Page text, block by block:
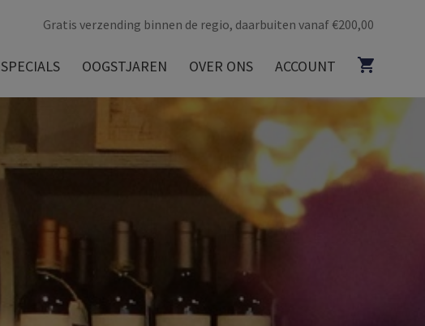
Gratis verzending binnen de regio, daarbuiten vanaf €200,00
SPECIALS OOGSTJAREN OVER ONS ACCOUNT